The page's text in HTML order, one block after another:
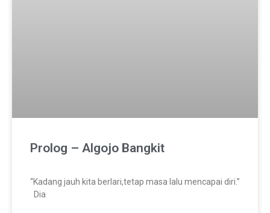
Prolog – Algojo Bangkit
“Kadang jauh kita berlari,tetap masa lalu mencapai diri.”
Dia